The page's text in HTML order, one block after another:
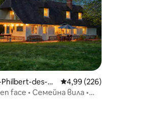
123 отзива
des-C
Средна оценка: 4,99
4,99 (226)
face • Семейна вила •